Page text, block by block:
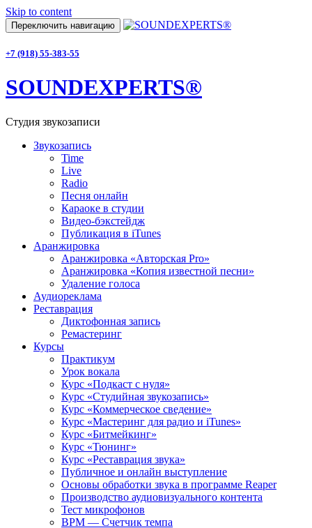
Skip to content
Переключить навигацию
+7 (918) 55-383-55
SOUNDEXPERTS®
Студия звукозаписи
Звукозапись
Time
Live
Radio
Песня онлайн
Караоке в студии
Видео-бэкстейдж
Публикация в iTunes
Аранжировка
Аранжировка «Авторская Pro»
Аранжировка «Копия известной песни»
Удаление голоса
Аудиореклама
Реставрация
Диктофонная запись
Ремастеринг
Курсы
Практикум
Урок вокала
Курс «Подкаст с нуля»
Курс «Студийная звукозапись»
Курс «Коммерческое сведение»
Курс «Мастеринг для радио и iTunes»
Курс «Битмейкинг»
Курс «Тюнинг»
Курс «Реставрация звука»
Публичное и онлайн выступление
Основы обработки звука в программе Reaper
Производство аудиовизуального контента
Тест микрофонов
BPM — Счетчик темпа